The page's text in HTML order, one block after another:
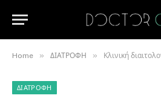
Home » ΔΙΑΤΡΟΦΗ » Κλινική
ΔΙΑΤΡΟΦΗ